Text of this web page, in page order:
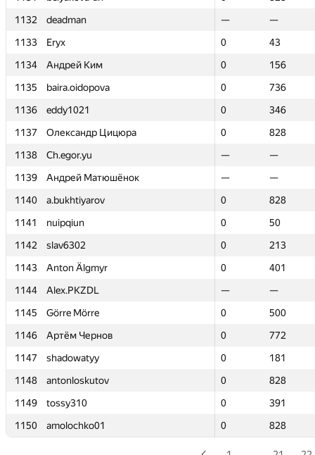
1132
deadman —
—
1133
Eryx 0
43
1134
Андрей Ким 0
156
1135
baira.oidopova 0
736
1136
eddy1021 0
346
1137
Олександр Цицюра 0
828
1138
Ch.egor.yu —
—
1139
Андрей Матюшёнок —
—
1140
a.bukhtiyarov 0
828
1141
nuipqiun 0
50
1142
slav6302 0
213
1143
Anton Älgmyr 0
401
1144
Alex.PKZDL —
—
1145
Görre Mörre 0
500
1146
Артём Чернов 0
772
1147
shadowatyy 0
181
1148
antonloskutov 0
828
1149
tossy310 0
391
1150
amolochko01 0 828
1132
deadman —
—
1133
Eryx 0
43
1134
Андрей Ким 0
156
1135
baira.oidopova 0
736
1136
eddy1021 0
346
1137
Олександр Цицюра 0
828
1138
Ch.egor.yu —
—
1139
Андрей Матюшёнок —
—
1140
a.bukhtiyarov 0
828
1141
nuipqiun 0
50
1142
slav6302 0
213
1143
Anton Älgmyr 0
401
1144
Alex.PKZDL —
—
1145
Görre Mörre 0
500
1146
Артём Чернов 0
772
1147
shadowatyy 0
181
1148
antonloskutov 0
828
1149
tossy310 0
391
1150
amolochko01 0 828